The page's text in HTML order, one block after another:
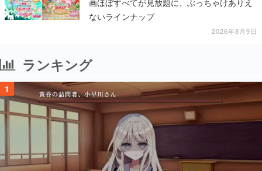
画ほぼすべてが見放題に、ぶっちゃけありえ
ないラインナップ
2026年8月9日
ランキング
1